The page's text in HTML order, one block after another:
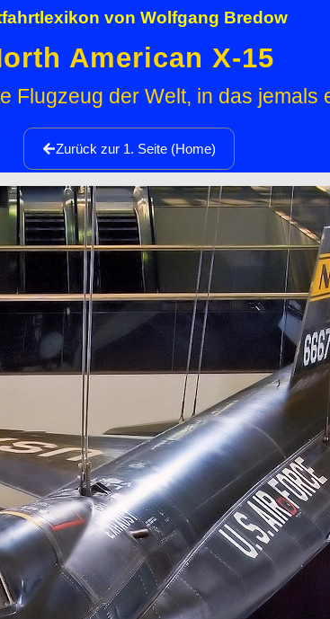
von Wolfgang Bredow
American X-15
Flugzeug der Welt, in das jemals
Zurück zur 1. Seite (Home)